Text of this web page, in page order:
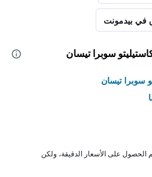
في بيدمونت
سوبرا تيسان